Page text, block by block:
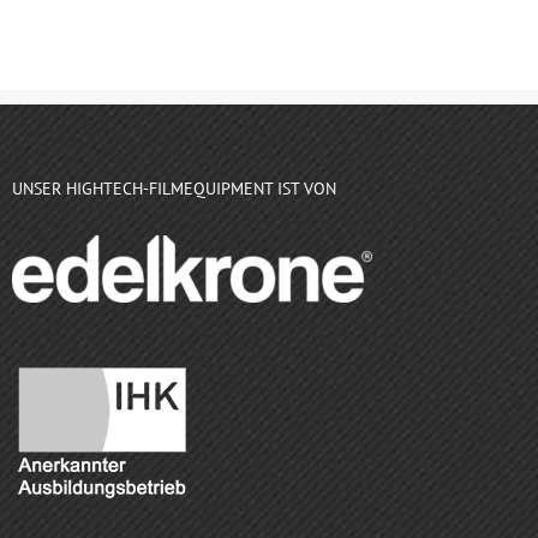
UNSER HIGHTECH-FILMEQUIPMENT IST VON